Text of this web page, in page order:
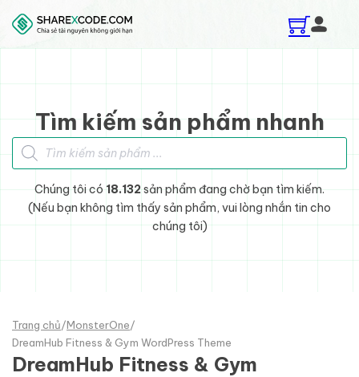
Skip to main content
Skip to footer
Tìm kiếm sản phẩm nhanh
Tìm kiếm sản phẩm
Chúng tôi có 18.132sản phẩm đang chờ bạn tìm kiếm.
(Nếu bạn không tìm thấy sản phẩm, vui lòng nhắn tin cho
chúng tôi)
Trang chủ/MonsterOne/
DreamHub Fitness & Gym WordPress Theme
DreamHub Fitness & Gym